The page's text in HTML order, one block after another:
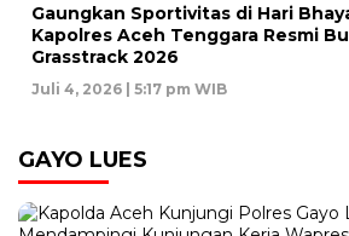
Gaungkan Sportivitas di Hari
Kapolres Aceh Tenggara Resmi
Grasstrack 2026
Juli 4, 2026 | 5:17 pm WIB
GAYO LUES